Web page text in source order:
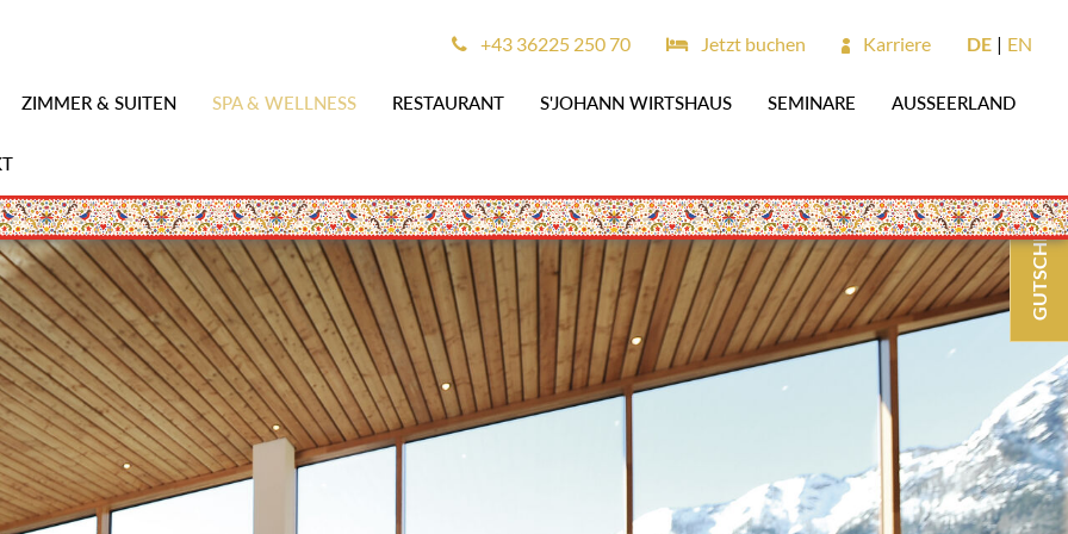
ZIMMER & SUITEN SPA & WELLNESS RESTAURANT S'JOHANN WIRTSHAUS SEMINARE AUSSEERLAND
+43 36225 250 70 Jetzt buchen Karriere DE EN
GUTSCHEINE